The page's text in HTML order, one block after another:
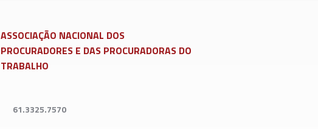
ASSOCIAÇÃO NACIONAL DOS
PROCURADORES E DAS PROCURADORAS DO
TRABALHO
61.3325.7570